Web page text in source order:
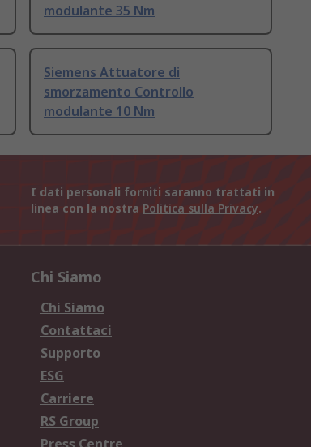
modulante 35 Nm
Siemens Attuatore di
smorzamento Controllo
modulante 10 Nm
I dati personali forniti saranno trattati in
linea con la nostra Politica sulla Privacy.
Chi Siamo
Chi Siamo
Contattaci
Supporto
ESG
Carriere
RS Group